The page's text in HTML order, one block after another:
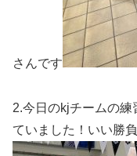
さんです
2.今日のkjチームの
ていました！いい勝